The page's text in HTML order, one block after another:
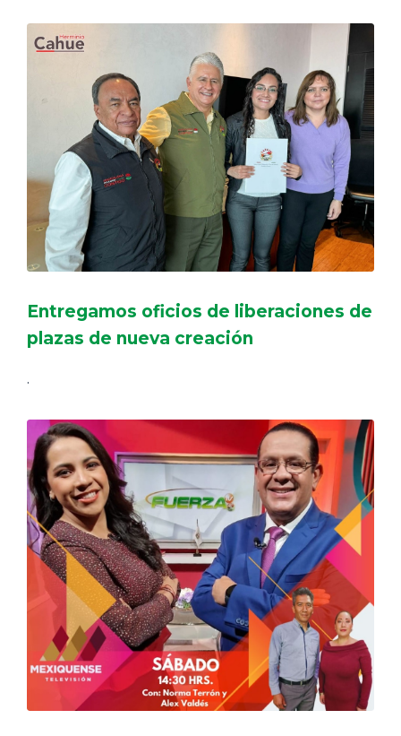
TRANSPARENCIA
Entregamos oficios de liberaciones de
plazas de nueva creación
.